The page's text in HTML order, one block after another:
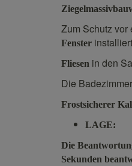
Zum Schutz vor
Fenster installiert
Fliesen in den
Die
Frostsicherer
LAGE:
Die
Sekunden